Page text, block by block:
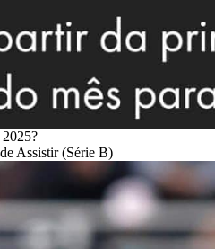
Assistir (Série B)